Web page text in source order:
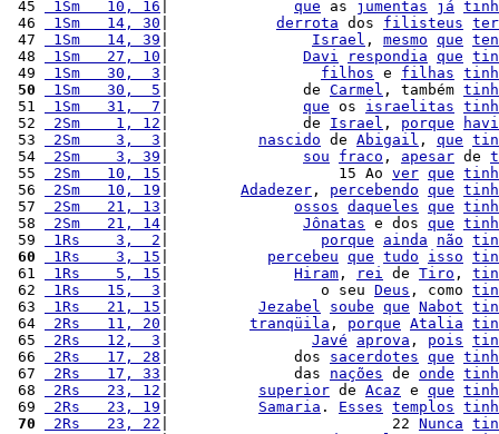
45
1Sm   10, 16 que as jumentas já
46
1Sm   14, 30 derrota dos filisteus
47
1Sm   14, 39 Israel , mesmo que
48
1Sm   27, 10 Davi respondia que
49
1Sm   30,  3 filhos e filhas
50
1Sm   30,  5 |               de Carmel , também
51
1Sm   31,  7 que os israelitas
52
2Sm    1, 12 |               de Israel , porque
53
2Sm    3,  3 nascido de Abigail , que
54
2Sm    3, 39 sou fraco , apesar de
55
2Sm   10, 15 |                   15 Ao ver que
56
2Sm   10, 19 Adadezer , percebendo que
57
2Sm   21, 13 ossos daqueles que
58
2Sm   21, 14 Jônatas e dos que
59
1Rs    3,  2 porque ainda não
60
1Rs    3, 15 percebeu que tudo isso
61
1Rs    5, 15 Hiram , rei de Tiro ,
62
1Rs   15,  3 |                 o seu Deus , como
63
1Rs   21, 15 Jezabel soube que Nabot
64
2Rs   11, 20 tranqüila , porque Atalia
65
2Rs   12,  3 Javé aprova , pois
66
2Rs   17, 28 |              dos sacerdotes que
67
2Rs   17, 33 |              das nações de onde
68
2Rs   23, 12 superior de Acaz e que
69
2Rs   23, 19 Samaria . Esses templos
70
2Rs   23, 22 |                         22 Nunca